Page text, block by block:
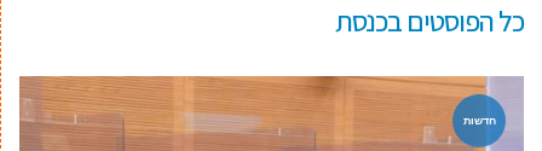
כל הפוסטים בכנסת
חדשות